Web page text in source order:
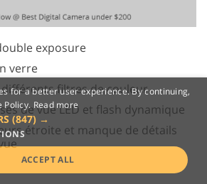
exposure
verre
filtres de couleur
de vue LED et flash dynamique
étroite et manque de détails
for a better user experience. By continuing,
Policy. Read more
(847) →
ACCEPT ALL